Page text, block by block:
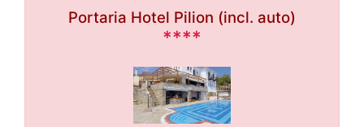
Portaria Hotel Pilion (incl. auto)
****